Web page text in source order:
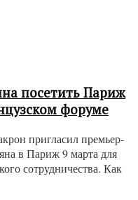
посетить Париж
форуме
пригласил премьер-
в Париж 9 марта для
сотрудничества. Как